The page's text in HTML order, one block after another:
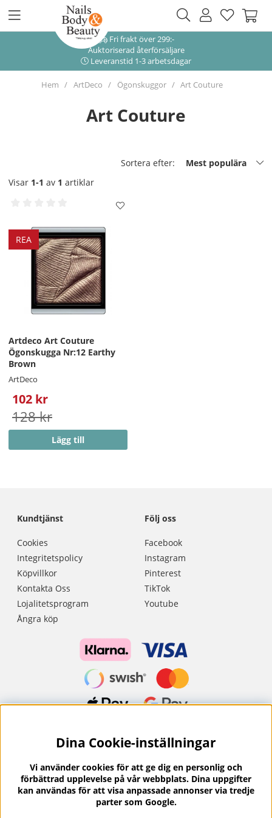
Fri frakt över 299:-
Auktoriserad återförsäljare
Leveranstid 1-3 arbetsdagar
Hem ArtDeco Ögonskuggor Art Couture
Art Couture
Sortera efter:
Mest populära
Visar 1-1 av 1 artiklar
REA
Artdeco Art Couture
Ögonskugga Nr:12 Earthy
Brown
ArtDeco
102 kr
128 kr
Lägg till
Kundtjänst
Cookies
Integritetspolicy
Köpvillkor
Kontakta Oss
Lojalitetsprogram
Ångra köp
Följ oss
Facebook
Instagram
Pinterest
TikTok
Youtube
Nyhetsbrev?
I vårt nyhetsbrev får du ta del av nyheter och
erbjudanden.
Dina Cookie-inställningar
Vi använder cookies för att ge dig en personlig och
förbättrad upplevelse på vår webbplats. Dina uppgifter
kan användas för att visa anpassade annonser via tredje
parter som Google.